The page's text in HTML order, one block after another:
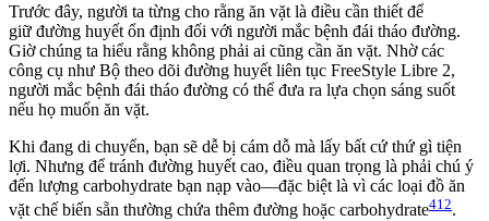
Trước đây, người ta từng cho rằng ăn vặt là điều cần thiết để
giữ đường huyết ổn định đối với người mắc bệnh đái tháo đường.
Giờ chúng ta hiểu rằng không phải ai cũng cần ăn vặt. Nhờ các
công cụ như Bộ theo dõi đường huyết liên tục FreeStyle Libre 2,
người mắc bệnh đái tháo đường có thể đưa ra lựa chọn sáng suốt
nếu họ muốn ăn vặt.
Khi đang di chuyển, bạn sẽ dễ bị cám dỗ mà lấy bất cứ thứ gì tiện
lợi. Nhưng để tránh đường huyết cao, điều quan trọng là phải chú ý
đến lượng carbohydrate bạn nạp vào—đặc biệt là vì các loại đồ ăn
vặt chế biến sẵn thường chứa thêm đường hoặc carbohydrate412.